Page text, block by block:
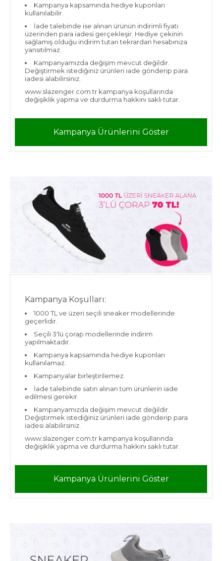
Kampanya kapsamında hediye kuponları
kullanılabilir.
İade talebinde ise alınan ürünün indirimli fiyatı
üzerinden para iadesi gerçekleşir. Hediye çekinin
sağlamış olduğu indirim tutarı tekrardan hesabınıza
yansıtılmaz.
Kampanyamızda değişim mevcut değildir.
Değiştirmek istediğiniz ürünleri iade gönderip para
iadesi alabilirsiniz.
www.slazenger.com.tr kampanya koşullarında
değişiklik yapma ve durdurma hakkını saklı tutar.
Kampanya Ürünlerini Göster
Kampanya Koşulları:
1000 TL ve üzeri seçili sneaker modellerinde
geçerlidir.
Seçili 3'lü çorap modellerinde indirim
yapılmaktadır.
Kampanya kapsamında hediye kuponları
kullanılamaz.
Kampanyalar birleştirilemez.
İade talebinde satın alınan tüm ürünlerin iade
edilmesi gerekir.
Kampanyamızda değişim mevcut değildir.
Değiştirmek istediğiniz ürünleri iade gönderip para
iadesi alabilirsiniz.
www.slazenger.com.tr kampanya koşullarında
değişiklik yapma ve durdurma hakkını saklı tutar.
Kampanya Ürünlerini Göster